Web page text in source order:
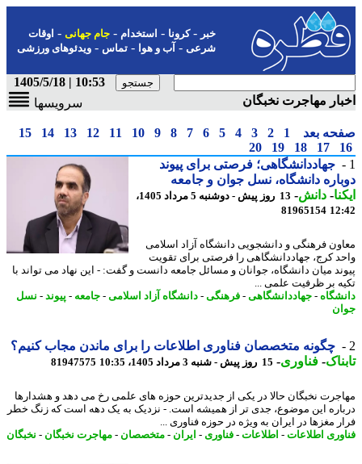
-کرونا-استخدام- جام جهانی-اوقات
شرعی-آب و هوا-تماس-ویدئوهای ورزشی
10:53 | 1405/5/18
مهاجرت نخبگان
سرویسها
بعد 1
2
3
4
5
6
7
8
9
10
11
12
13
14
15
17
18
19
20
جهاددانشگاهی؛ فرصتی برای پیوند
دانشگاه، نسل جوان و جامعه
-دانش -
13 روز پیش - دوشنبه 5 مرداد 1405،
81965154
فرهنگی و دانشجویی دانشگاه آزاد اسلامی
کرج، جهاددانشگاهی را فرصتی برای تقویت
میان دانشگاه، جوانان و مسائل جامعه دانست و گفت: - این نهاد می تواند با
بر ظرفیت علمی ...
-جهاددانشگاهی-فرهنگی-دانشگاه آزاد اسلامی-جامعه-پیوند-نسل
چگونه متخصصان فناوری اطلاعات را برای ماندن مجاب کنیم؟
-فناوری- 15 روز پیش - شنبه 3 مرداد 1405، 10:35 81947575
نخبگان حالا در یکی از جدیدترین حوزه های علمی رخ می دهد و هشدارها
این موضوع، جدی تر از همیشه است. - نزدیک به یک دهه است که زنگ خطر
مغزها در ایران به ویژه در حوزه فناوری ...
اطلاعات-اطلاعات-فناوری- ایران - متخصصان-مهاجرت نخبگان-نخبگان